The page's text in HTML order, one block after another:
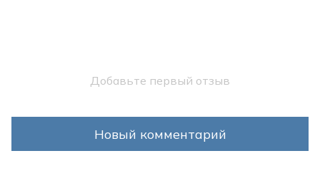
Добавьте первый отзыв
Новый комментарий